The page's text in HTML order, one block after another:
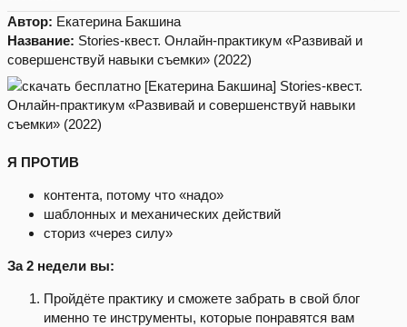
Автор: Екатерина Бакшина
Название: Stories-квест. Онлайн-практикум «Развивай и
совершенствуй навыки съемки» (2022)
Я ПРОТИВ
контента, потому что «надо»
шаблонных и механических действий
сториз «через силу»
За 2 недели вы:
Пройдёте практику и сможете забрать в свой блог
именно те инструменты, которые понравятся вам